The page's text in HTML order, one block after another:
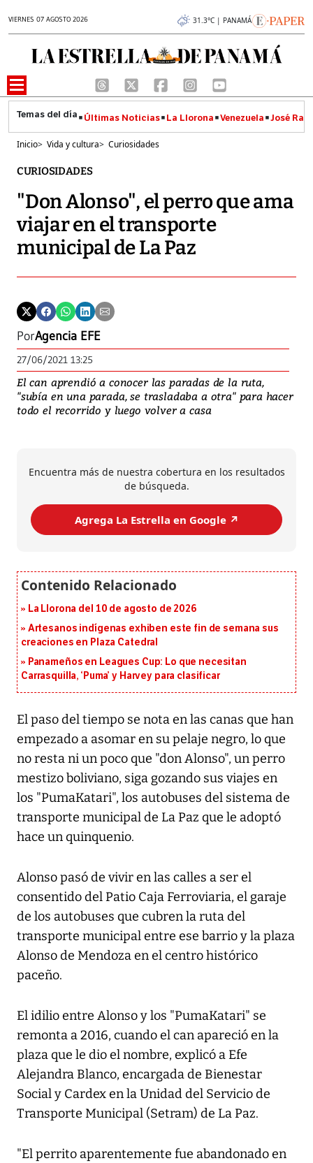
VIERNES 07 AGOSTO 2026 31.3°C | PANAMÁ
Últimas Noticias La Llorona Venezuela José
Inicio> Vida y cultura> Curiosidades
CURIOSIDADES
"Don Alonso", el perro que ama
viajar en el transporte
municipal de La Paz
PorAgencia EFE
27/06/2021 13:25
El can aprendió a conocer las paradas de la ruta,
"subía en una parada, se trasladaba a otra" para hacer
todo el recorrido y luego volver a casa
Encuentra más de nuestra cobertura en los resultados
de búsqueda.
Agrega La Estrella en Google ↗️
La Llorona del 10 de agosto de 2026
Artesanos indígenas exhiben este fin de semana sus
creaciones en Plaza Catedral
Panameños en Leagues Cup: Lo que necesitan
Carrasquilla, ‘Puma’ y Harvey para clasificar
El paso del tiempo se nota en las canas que han
empezado a asomar en su pelaje negro, lo que
no resta ni un poco que "don Alonso", un perro
mestizo boliviano, siga gozando sus viajes en
los "PumaKatari", los autobuses del sistema de
transporte municipal de La Paz que le adoptó
hace un quinquenio.
Alonso pasó de vivir en las calles a ser el
consentido del Patio Caja Ferroviaria, el garaje
de los autobuses que cubren la ruta del
transporte municipal entre ese barrio y la plaza
Alonso de Mendoza en el centro histórico
paceño.
El idilio entre Alonso y los "PumaKatari" se
remonta a 2016, cuando el can apareció en la
plaza que le dio el nombre, explicó a Efe
Alejandra Blanco, encargada de Bienestar
Social y Cardex en la Unidad del Servicio de
Transporte Municipal (Setram) de La Paz.
"El perrito aparentemente fue abandonado en